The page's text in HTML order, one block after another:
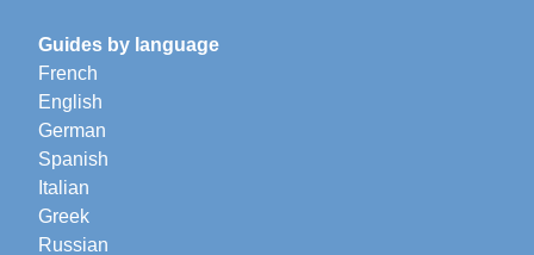
Guides by language
French
English
German
Spanish
Italian
Greek
Russian